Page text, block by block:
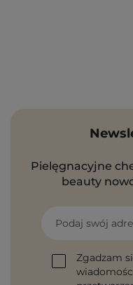
Pielęgnacyjne
beauty
Podaj swój
Zgadzam